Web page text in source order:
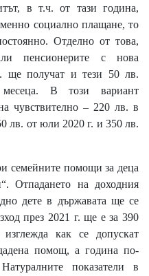
в т.ч. от тази година,
социално плащане, то
Отделно от това,
пенсионерите с нова
ще получат и тези 50 лв.
В този вариант
чувствително – 220 лв. в
лв. от юли 2020 г. и 350 лв.
семейните помощи за деца
Отпадането на доходния
дете в държавата ще се
през 2021 г. ще е за 390
как се допускат
помощ, а година по-
показатели в